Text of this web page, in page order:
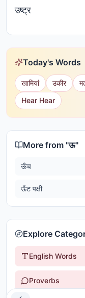
उष्ट्र
Today's Words
खामियां उकीर
Hear Hear
More from "ऊ"
ऊँच
ऊँट पक्षी
Explore
English Words
Proverbs